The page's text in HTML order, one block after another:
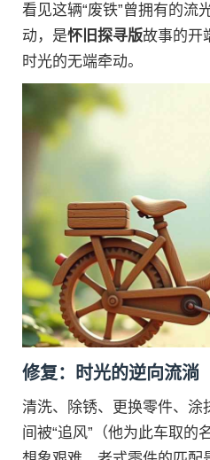
看见这辆“废铁”曾拥有的流
动，是怀旧探寻版故事的开
时光的无端牵动。
修复：时光的逆向流淌
清洗、除锈、更换零件、
间被“追风”（他为此车取的